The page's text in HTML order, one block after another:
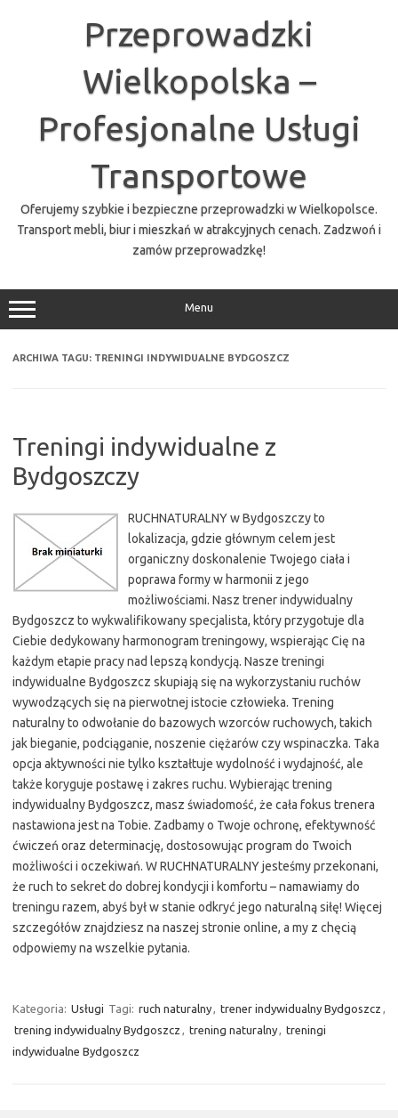
Przeprowadzki
Wielkopolska –
Profesjonalne Usługi
Transportowe
Oferujemy szybkie i bezpieczne przeprowadzki w Wielkopolsce.
Transport mebli, biur i mieszkań w atrakcyjnych cenach. Zadzwoń i
zamów przeprowadzkę!
Menu
ARCHIWA TAGU: TRENINGI INDYWIDUALNE BYDGOSZCZ
Treningi indywidualne z
Bydgoszczy
RUCHNATURALNY w Bydgoszczy to
lokalizacja, gdzie głównym celem jest
organiczny doskonalenie Twojego ciała i
poprawa formy w harmonii z jego
możliwościami. Nasz trener indywidualny
Bydgoszcz to wykwalifikowany specjalista, który przygotuje dla
Ciebie dedykowany harmonogram treningowy, wspierając Cię na
każdym etapie pracy nad lepszą kondycją. Nasze treningi
indywidualne Bydgoszcz skupiają się na wykorzystaniu ruchów
wywodzących się na pierwotnej istocie człowieka. Trening
naturalny to odwołanie do bazowych wzorców ruchowych, takich
jak bieganie, podciąganie, noszenie ciężarów czy wspinaczka. Taka
opcja aktywności nie tylko kształtuje wydolność i wydajność, ale
także koryguje postawę i zakres ruchu. Wybierając trening
indywidualny Bydgoszcz, masz świadomość, że cała fokus trenera
nastawiona jest na Tobie. Zadbamy o Twoje ochronę, efektywność
ćwiczeń oraz determinację, dostosowując program do Twoich
możliwości i oczekiwań. W RUCHNATURALNY jesteśmy przekonani,
że ruch to sekret do dobrej kondycji i komfortu – namawiamy do
treningu razem, abyś był w stanie odkryć jego naturalną siłę! Więcej
szczegółów znajdziesz na naszej stronie online, a my z chęcią
odpowiemy na wszelkie pytania.
Kategoria: Usługi Tagi: ruch naturalny, trener indywidualny Bydgoszcz ,
trening indywidualny Bydgoszcz , trening naturalny, treningi
indywidualne Bydgoszcz